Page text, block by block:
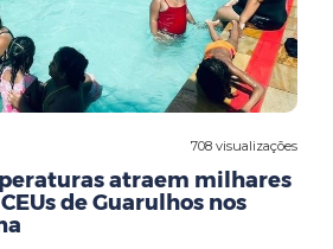
708 visualizações
atraem milhares
de Guarulhos nos